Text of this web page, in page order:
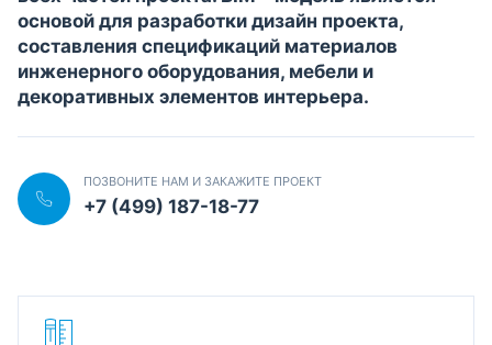
основой для разработки дизайн проекта,
составления спецификаций материалов
инженерного оборудования, мебели и
декоративных элементов интерьера.
ПОЗВОНИТЕ НАМ И ЗАКАЖИТЕ ПРОЕКТ
+7 (499) 187-18-77